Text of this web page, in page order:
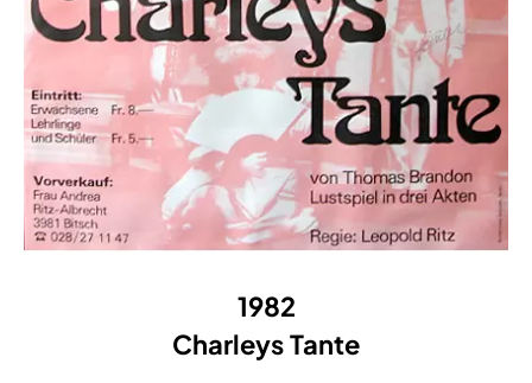
1982
Charleys Tante